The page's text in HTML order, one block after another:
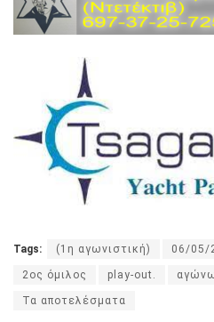
Tags: (1η αγωνιστική) 06/05/
2ος όμιλος play-out.
Τα αποτελέσματα